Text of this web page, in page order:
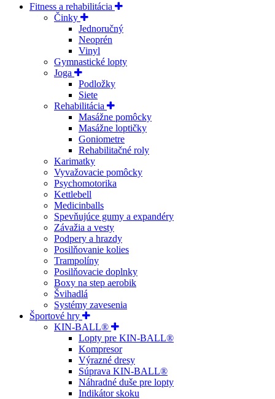
Fitness a rehabilitácia
Činky
Jednoručný
Neoprén
Vinyl
Gymnastické lopty
Joga
Podložky
Siete
Rehabilitácia
Masážne pomôcky
Masážne loptičky
Goniometre
Rehabilitačné roly
Karimatky
Vyvažovacie pomôcky
Psychomotorika
Kettlebell
Medicinballs
Spevňujúce gumy a expandéry
Závažia a vesty
Podpery a hrazdy
Posilňovanie kolies
Trampolíny
Posilňovacie doplnky
Boxy na step aerobik
Švihadlá
Systémy zavesenia
Športové hry
KIN-BALL®
Lopty pre KIN-BALL®
Kompresor
Výrazné dresy
Súprava KIN-BALL®
Náhradné duše pre lopty
Indikátor skoku